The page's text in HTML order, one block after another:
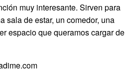
muy interesante. Sirven para
sala de estar, un comedor, una
espacio que queramos cargar de